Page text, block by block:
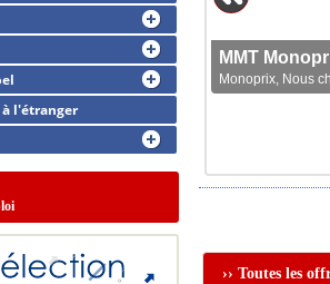
MMT
Monoprix, Nous
›› Toutes les
l'étranger